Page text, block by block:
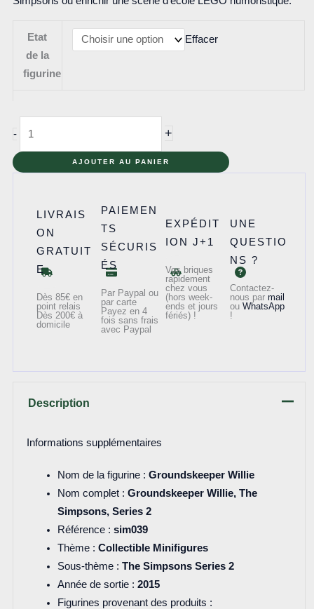
Etat
de la
figurine
Effacer
-
Willie
+
AJOUTER AU PANIER
LIVRAIS
ON
GRATUIT
E
Dès 85€ en
point relais
Dès 200€ à
domicile
PAIEMEN
TS
SÉCURIS
ÉS
Par Paypal ou
par carte
Payez en 4
fois sans frais
avec Paypal
EXPÉDIT
ION J+1
Vos briques
rapidement
chez vous
(hors week-
ends et jours
fériés) !
UNE
QUESTIO
NS ?
Contactez-
nous par mail
ou WhatsApp
!
Description
Informations supplémentaires
Nom de la figurine : Groundskeeper Willie
Nom complet : Groundskeeper Willie, The
Simpsons, Series 2
Référence : sim039
Thème : Collectible Minifigures
Sous-thème : The Simpsons Series 2
Année de sortie : 2015
Figurines provenant des produits :